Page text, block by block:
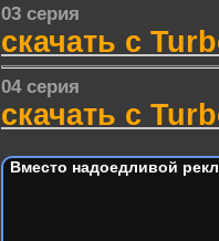
03 серия
скачать с
04 серия
скачать с
Вместо надоедливой